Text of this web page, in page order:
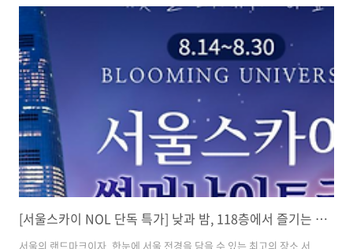
[서울스카이 NOL 단독 특가] 낮과 밤, 118층에서 즐기는 환상적인 서울 뷰 & 블루밍 유니버스 꽃 전시
서울의 랜드마크이자, 한눈에 서울 전경을 담을 수 있는 최고의 장소 서